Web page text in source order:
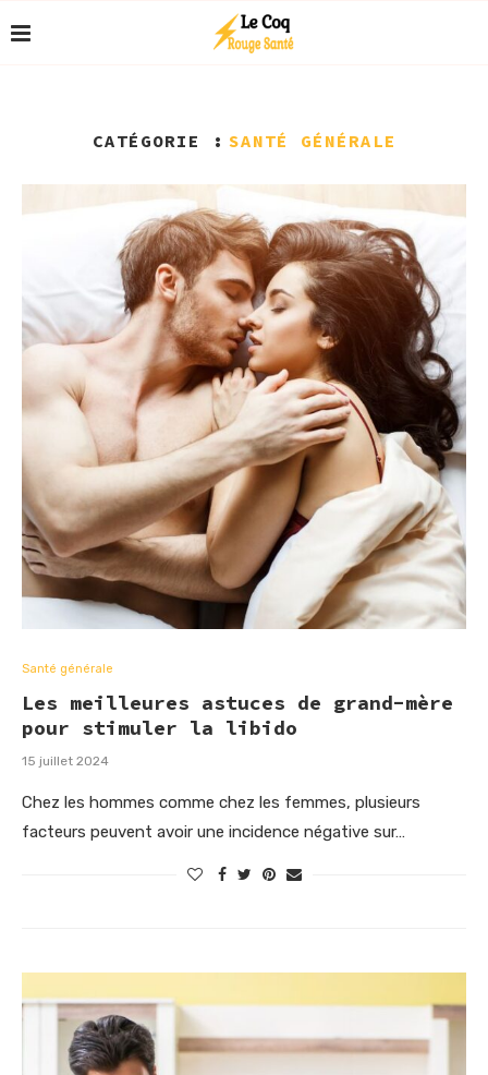
CATÉGORIE : SANTÉ GÉNÉRALE
Santé générale
Les meilleures astuces de grand-mère
pour stimuler la libido
15 juillet 2024
Chez les hommes comme chez les femmes, plusieurs
facteurs peuvent avoir une incidence négative sur…